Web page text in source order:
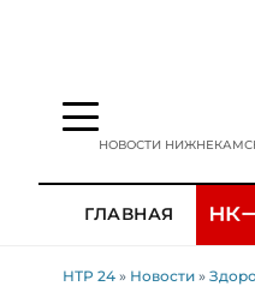
НОВОСТИ
ГЛАВНАЯ
НТР 24 » Новости »